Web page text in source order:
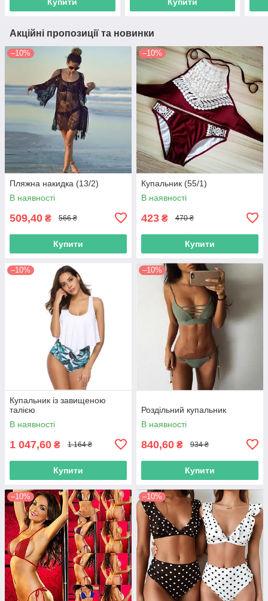
Акційні пропозиції та новинки
–10%
Пляжна накидка (13/2)
В наявності
509,40 ₴ 566 ₴
Купити
–10%
Купальник (55/1)
В наявності
423 ₴ 470 ₴
Купити
–10%
Купальник із завищеною
талією
В наявності
1 047,60 ₴ 1 164 ₴
Купити
–10%
Роздільний купальник
В наявності
840,60 ₴ 934 ₴
Купити
–10% –10%